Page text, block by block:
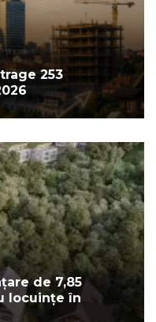
253
de 7,85
locuințe în